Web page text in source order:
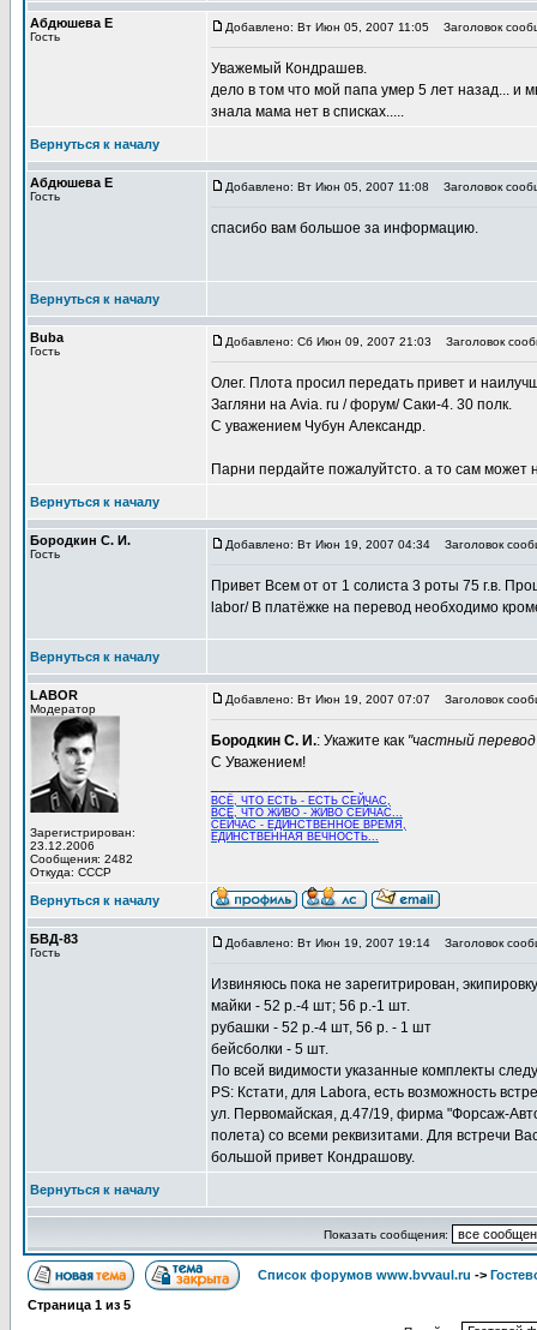
Абдюшева Е
Гость
Добавлено: Вт Июн 05, 2007 11:05 Заголовок
Уважемый Кондрашев.
дело в том что мой папа умер 5 лет назад... и
знала мама нет в списках.....
Вернуться к началу
Абдюшева Е
Гость
Добавлено: Вт Июн 05, 2007 11:08 Заголовок
спасибо вам большое за информацию.
Вернуться к началу
Buba
Гость
Добавлено: Сб Июн 09, 2007 21:03 Заголовок
Олег. Плота просил передать привет и
Загляни на Avia. ru / форум/ Саки-4. 30 полк.
С уважением Чубун Александр.
Парни пердайте пожалуйтсто. а то сам может
Вернуться к началу
Бородкин С. И.
Гость
Добавлено: Вт Июн 19, 2007 04:34 Заголовок
Привет Всем от от 1 солиста 3 роты 75 г.в.
labor/ В платёжке на перевод необходимо
Вернуться к началу
LABOR
Модератор
Зарегистрирован:
23.12.2006
Сообщения: 2482
Откуда: СССР
Добавлено: Вт Июн 19, 2007 07:07 Заголовок
Бородкин С. И.: Укажите как "частный
С Уважением!
ВСЁ, ЧТО ЕСТЬ - ЕСТЬ СЕЙЧАС,
ВСЁ, ЧТО ЖИВО - ЖИВО СЕЙЧАС...
СЕЙЧАС - ЕДИНСТВЕННОЕ ВРЕМЯ,
ЕДИНСТВЕННАЯ ВЕЧНОСТЬ...
Вернуться к началу
БВД-83
Гость
Добавлено: Вт Июн 19, 2007 19:14 Заголовок
Извиняюсь пока не зарегитрирован,
майки - 52 р.-4 шт; 56 р.-1 шт.
рубашки - 52 р.-4 шт, 56 р. - 1 шт
бейсболки - 5 шт.
По всей видимости указанные комплекты
PS: Кстати, для Labora, есть возможность
ул. Первомайская, д.47/19, фирма "Форсаж-
полета) со всеми реквизитами. Для встречи
большой привет Кондрашову.
Вернуться к началу
Показать сообщения:
Список форумов www.bvvaul.ru ->
Страница 1 из 5